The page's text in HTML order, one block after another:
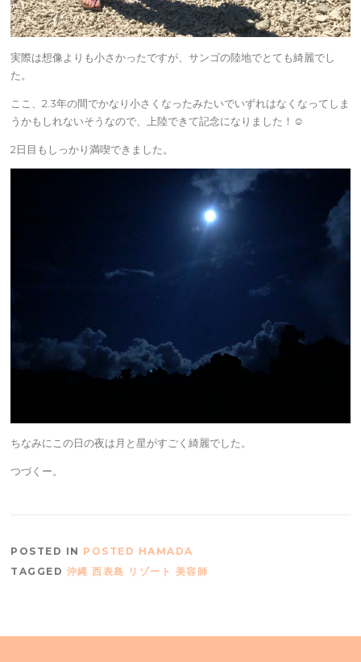
実際は想像よりも小さかったですが、サンゴの陸地でとても綺麗でし
た。
ここ、2.3年の間でかなり小さくなったみたいでいずれはなくなってしま
うかもしれないそうなので、上陸できて記念になりました！☺︎
2日目もしっかり満喫できました。
ちなみにこの日の夜は月と星がすごく綺麗でした。
つづくー。
POSTED IN POSTED HAMADA
TAGGED 沖縄 西表島 リゾート 美容師